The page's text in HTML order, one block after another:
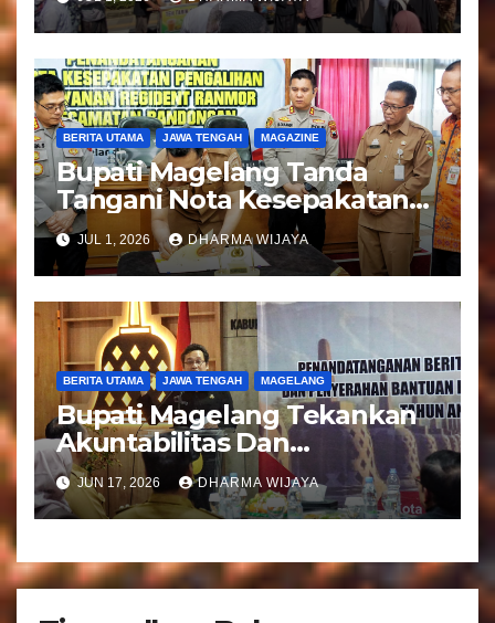
Kloter 81
BERITA UTAMA JAWA TENGAH MAGAZINE
Bupati Magelang Tanda
Tangani Nota Kesepakatan
Pengalihan Pelayanan
Regident Di Kecamatan
Bandongan
JUL 1, 2026 DHARMA WIJAYA
BERITA UTAMA JAWA TENGAH MAGELANG
Bupati Magelang Tekankan
Akuntabilitas Dan
Tranparansi Pengelolaan
Bantuan Keuangan Parpol
JUN 17, 2026 DHARMA WIJAYA